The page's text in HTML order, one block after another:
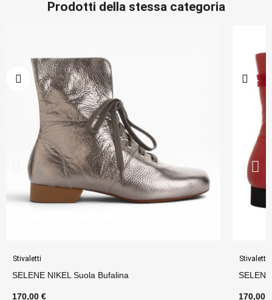
Prodotti della stessa categoria
Stivaletti
SELENE NIKEL Suola Bufalina
170,00 €
Stivaletti
170,00